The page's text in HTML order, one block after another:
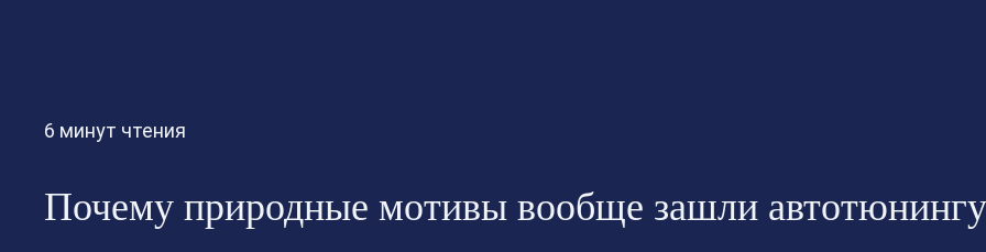
6 минут чтения
Почему природные мотивы вообще зашли автотюнингу